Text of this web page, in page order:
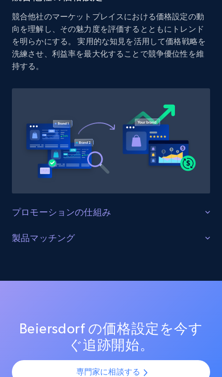
price, and more.
1.9K+ 323+ 今すぐ始める
URL, Product id, Listing inventory id, Title, Rating,
Reviews count shop, Reviews count item, Initial
price, and more.
1.9K+ 323+
Etsy - Collects data from shop's URL
URL, Product id, Listing inventory id, Title, Rating,
Reviews count shop, Reviews count item, Initial
Amazon products search
Asin, URL, Name, Sponsored, Initial price, Final
price, Currency, Sold, and more.
競合他社のマーケットプレイスにおける価格設定の動
向を理解し、その魅力度を評価するとともにトレンド
を明らかにする。 実用的な知見を活用して価格戦略を
洗練させ、利益率を最大化することで競争優位性を維
持する。
プロモーションの仕組み
販売を最適化する
測定する。効果的なプロモーション戦術と新興トレン
製品マッチング
SKUやバリエーションを複数チャネルで最適化し、製品
トフォームで一貫性と正確性を確保します。
Beiersdorf の価格設定を今す
ぐ追跡開始。
専門家に相談する